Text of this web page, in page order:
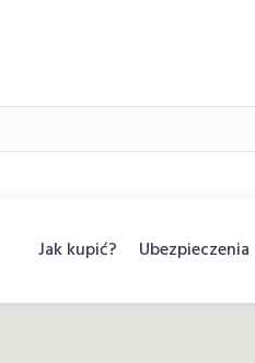
Jak kupić? Ubezpieczenia